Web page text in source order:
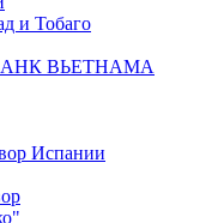
и Тобаго
ВЬЕТНАМА
Испании